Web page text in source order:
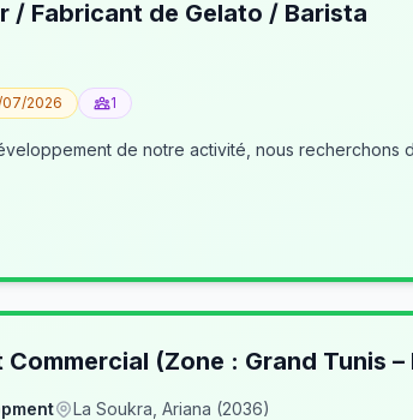
/ Fabricant de Gelato / Barista
07/2026 1
(Zone : Grand Tunis –
La Soukra, Ariana (2036)